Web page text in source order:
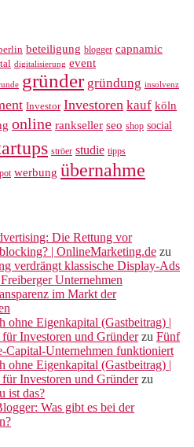
beteiligung blogger capnamic
digitalisierung event
gründer gründung insolvenz
Investor Investoren kauf köln
online rankseller seo shop social
ströer studie tipps
werbung übernahme
Die Rettung vor
| OnlineMarketing.de zu
verdrängt klassische Display-Ads
Unternehmen
im Markt der
ohne Eigenkapital (Gastbeitrag) |
Investoren und Gründerzu Fünf
Capital-Unternehmen funktioniert
ohne Eigenkapital (Gastbeitrag) |
Investoren und Gründerzu
ist das?
Was gibt es bei der